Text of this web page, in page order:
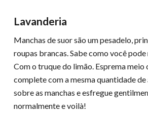
Lavanderia
Manchas de suor são um pesadelo,
roupas brancas. Sabe como você
Com o truque do limão. Esprema meio
complete com a mesma quantidade
sobre as manchas e esfregue
normalmente e voilà!